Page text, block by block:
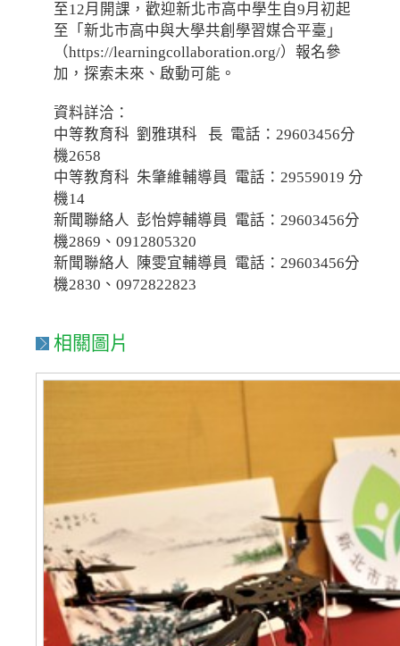
至12月開課，歡迎新北市高中學生自9月初起
至「新北市高中與大學共創學習媒合平臺」
（https://learningcollaboration.org/）報名參
加，探索未來、啟動可能。
資料詳洽：
中等教育科 劉雅琪科 長 電話：29603456分
機2658
中等教育科 朱肇維輔導員 電話：29559019 分
機14
新聞聯絡人 彭怡婷輔導員 電話：29603456分
機2869、0912805320
新聞聯絡人 陳雯宜輔導員 電話：29603456分
機2830、0972822823
相關圖片